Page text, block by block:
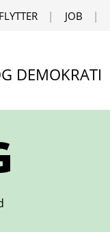
JOB
DEMOKRATI